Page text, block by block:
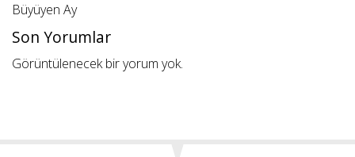
Büyüyen Ay
Son Yorumlar
Görüntülenecek bir yorum yok.